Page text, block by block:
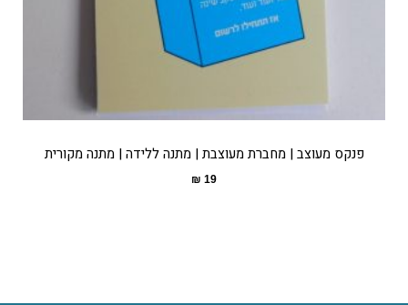
פנקס מעוצב | מחברת מעוצבת | מתנה ללידה | מתנה מקורית
19
₪